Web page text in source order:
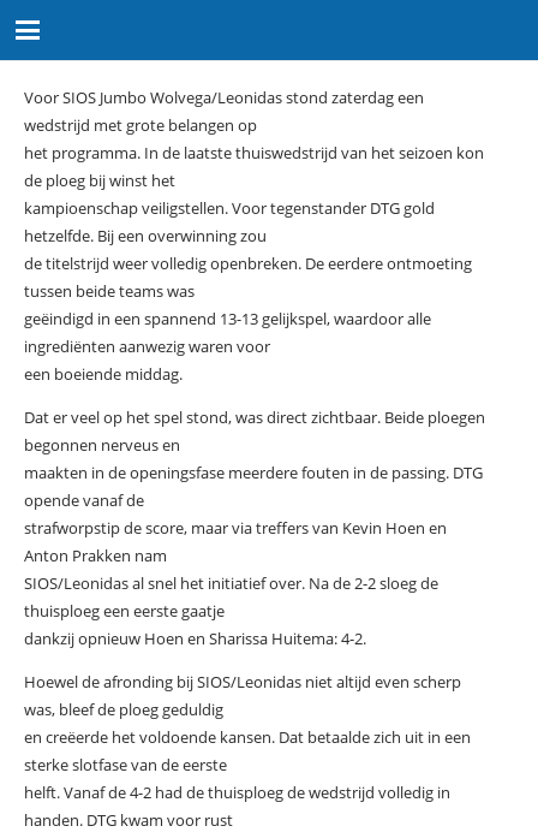
Voor SIOS Jumbo Wolvega/Leonidas stond zaterdag een
wedstrijd met grote belangen op
het programma. In de laatste thuiswedstrijd van het seizoen kon
de ploeg bij winst het
kampioenschap veiligstellen. Voor tegenstander DTG gold
hetzelfde. Bij een overwinning zou
de titelstrijd weer volledig openbreken. De eerdere ontmoeting
tussen beide teams was
geëindigd in een spannend 13-13 gelijkspel, waardoor alle
ingrediënten aanwezig waren voor
een boeiende middag.
Dat er veel op het spel stond, was direct zichtbaar. Beide ploegen
begonnen nerveus en
maakten in de openingsfase meerdere fouten in de passing. DTG
opende vanaf de
strafworpstip de score, maar via treffers van Kevin Hoen en
Anton Prakken nam
SIOS/Leonidas al snel het initiatief over. Na de 2-2 sloeg de
thuisploeg een eerste gaatje
dankzij opnieuw Hoen en Sharissa Huitema: 4-2.
Hoewel de afronding bij SIOS/Leonidas niet altijd even scherp
was, bleef de ploeg geduldig
en creëerde het voldoende kansen. Dat betaalde zich uit in een
sterke slotfase van de eerste
helft. Vanaf de 4-2 had de thuisploeg de wedstrijd volledig in
handen. DTG kwam voor rust